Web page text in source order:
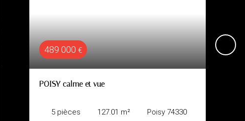
Poisy 74330
Epagny Metz-Tessy 74330